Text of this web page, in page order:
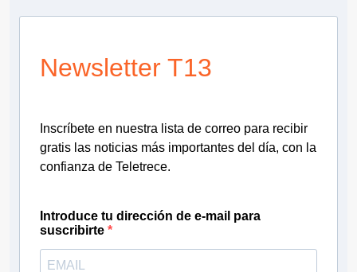
Newsletter T13
Inscríbete en nuestra lista de correo para recibir
gratis las noticias más importantes del día, con la
confianza de Teletrece.
Introduce tu dirección de e-mail para
suscribirte